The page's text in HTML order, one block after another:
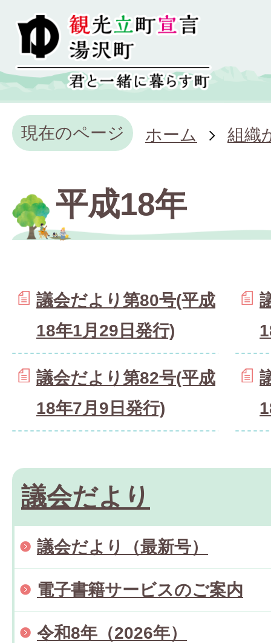
現在のページ ホーム 組織
平成18年
議会だより第80号(平成
18年1月29日発行)
議会だより第82号(平成
18年7月9日発行)
議会だより
議会だより（最新号）
電子書籍サービスのご案内
令和8年（2026年）